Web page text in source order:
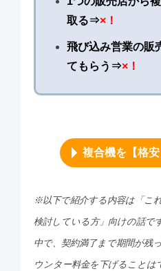
取る⇒×！
飛び込み営業の販
てもらう⇒×！
複合機を【格
※以下で紹介する内容は「こ
検討している方」向けの話で
中で、契約満了まで期間が残
ウンター料金を下げることは